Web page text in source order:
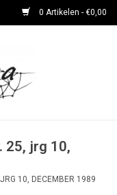
0 Artikelen - €0,00
25, jrg 10,
10, DECEMBER 1989